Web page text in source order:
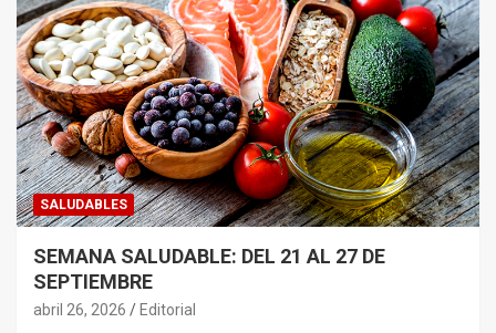
SALUDABLES
SEMANA SALUDABLE: DEL 21 AL 27 DE
SEPTIEMBRE
abril 26, 2026 Editorial